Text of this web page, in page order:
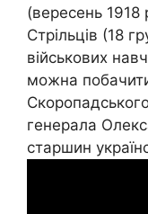
(вересень 1918
Стрільців (18
військових
можна
генерала
старшин